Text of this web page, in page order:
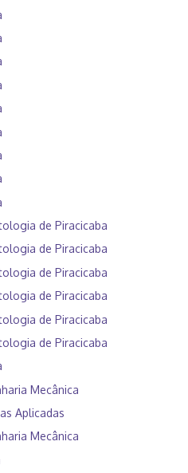
de Piracicaba
de Piracicaba
de Piracicaba
de Piracicaba
de Piracicaba
de Piracicaba
Mecânica
Aplicadas
Mecânica